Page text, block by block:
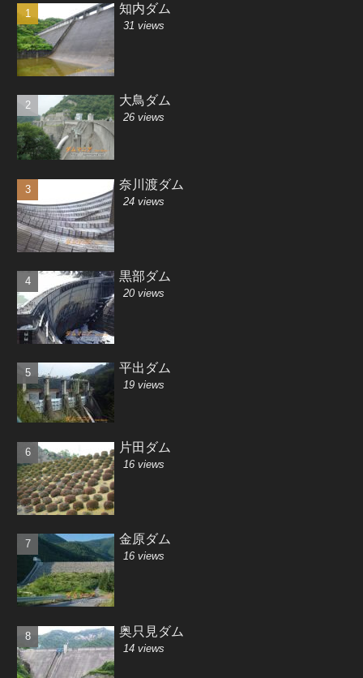
知内ダム
31 views
大鳥ダム
26 views
奈川渡ダム
24 views
黒部ダム
20 views
平出ダム
19 views
片田ダム
16 views
金原ダム
16 views
奥只見ダム
14 views